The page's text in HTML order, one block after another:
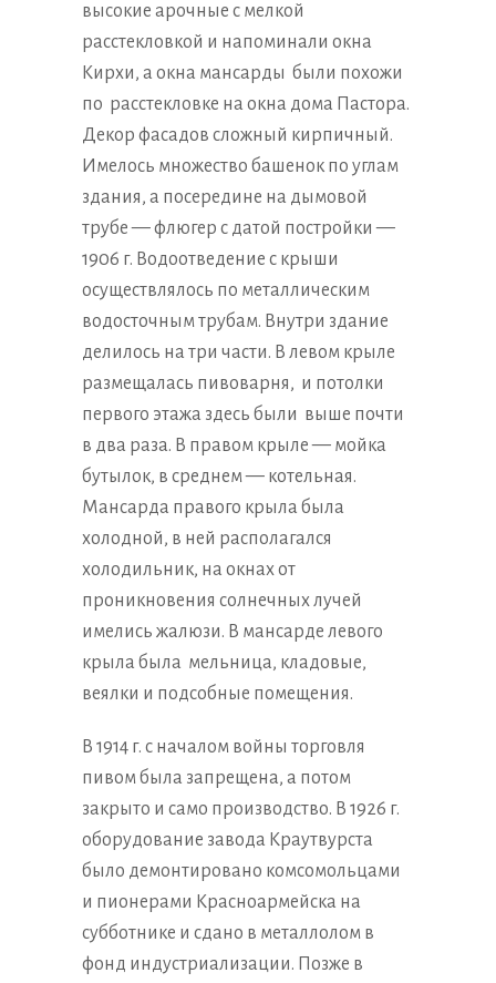
высокие арочные с мелкой
расстекловкой и напоминали окна
Кирхи, а окна мансарды были похожи
по расстекловке на окна дома Пастора.
Декор фасадов сложный кирпичный.
Имелось множество башенок по углам
здания, а посередине на дымовой
трубе — флюгер с датой постройки —
1906 г. Водоотведение с крыши
осуществлялось по металлическим
водосточным трубам. Внутри здание
делилось на три части. В левом крыле
размещалась пивоварня, и потолки
первого этажа здесь были выше почти
в два раза. В правом крыле — мойка
бутылок, в среднем — котельная.
Мансарда правого крыла была
холодной, в ней располагался
холодильник, на окнах от
проникновения солнечных лучей
имелись жалюзи. В мансарде левого
крыла была мельница, кладовые,
веялки и подсобные помещения.
В 1914 г. с началом войны торговля
пивом была запрещена, а потом
закрыто и само производство. В 1926 г.
оборудование завода Краутвурста
было демонтировано комсомольцами
и пионерами Красноармейска на
субботнике и сдано в металлолом в
фонд индустриализации. Позже в